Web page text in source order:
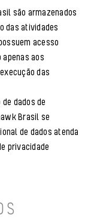
são armazenados
das atividades
acesso
aos
das
dados de
Brasil se
de dados atenda
privacidade